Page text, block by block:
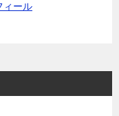
ィール